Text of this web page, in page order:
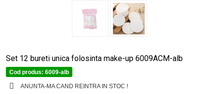
Set 12 bureti unica folosinta make-up 6009ACM-alb
Cod produs:6009-alb
ANUNTA-MA CAND REINTRA IN STOC !